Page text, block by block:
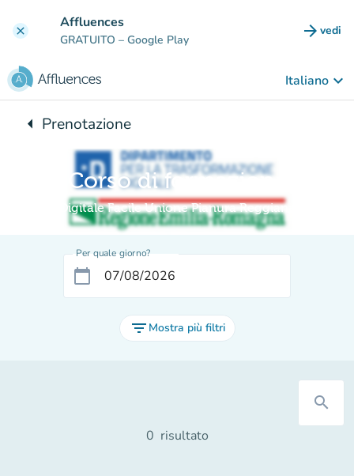
clear Affluences
GRATUITO – Google Play arrow_forward vedi
Italiano keyboard_arrow_down
arrow_leftTorna a:
Prenotazione
Corso di formazione
Digitale Facile Unione Pianura Reggiana
Per quale giorno?
calendar_today
filter_list Mostra più filtri
search
0 risultato